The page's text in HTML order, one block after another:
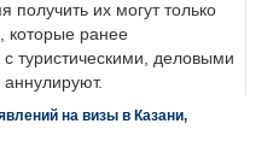
их могут только
которые ранее
туристическими, деловыми
на визы в Казани,